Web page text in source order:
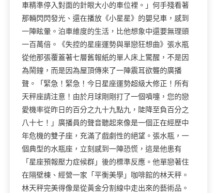
車精準停入對面的針眼大小的車位裡。」何手殘看著
那輛閃閃發光、還在播放《小星星》的嬰兒車，感到
一陣眩暈。泊車維度的生活，比他想象中還要無理頭
一百萬倍。《失控的星座運勢與單戀狂想曲》張水瓶
從他那張覆蓋著七層舊報紙的單人床上驚醒，不是因
為鬧鐘，而是因為屋頂傳來了一陣震耳欲聾的廣播
聲。「緊急！緊急！今日星座運勢超級大修正！所有
天秤座請注意！由於月球剛剛打了一個噴嚏，您的戀
愛機率從昨日的百分之九十九點九，陡降至負百分之
八十七！」廣播員的聲音聽起來像是一個正在經歷中
年危機的雙子座，充滿了戲劇性的絕望。張水瓶，一
個典型的水瓶座，立刻感到一陣恐慌，這是他患有
「星座預報壓力症候群」後的標準反應。他單戀著住
在隔壁棟、經營一家「平衡美學」咖啡館的林天秤。
林天秤完美得像是從黃金分割線中走出來的藝術品。